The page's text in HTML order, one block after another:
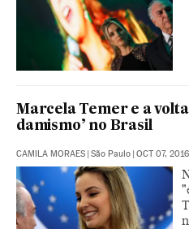
Marcela Temer e a
damismo’ no Brasil
CAMILA MORAES | São Paulo | OCT 07,